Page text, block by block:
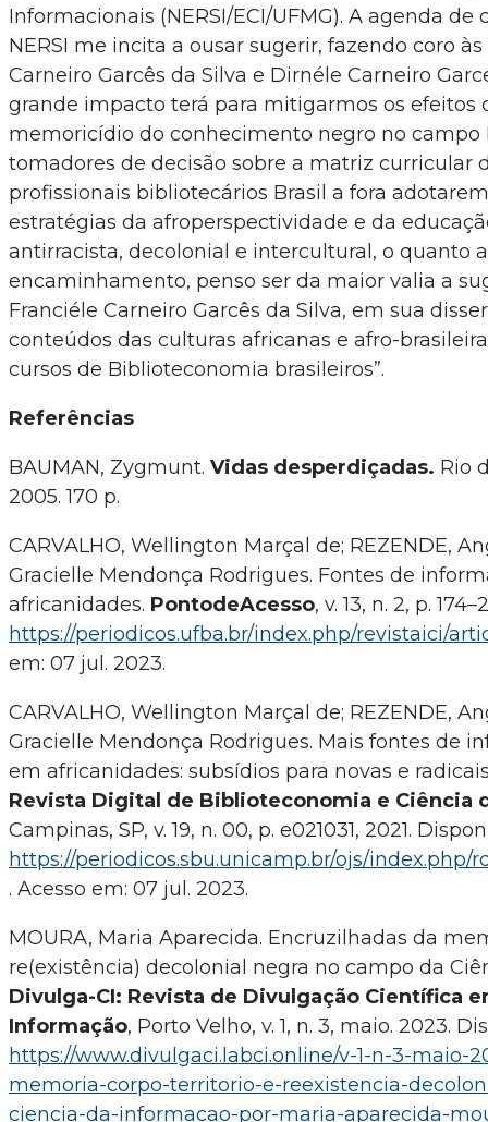
Informacionais (NERSI/ECI/UFMG). A agenda de
NERSI me incita a ousar sugerir, fazendo coro
Carneiro Garcês da Silva e Dirnéle Carneiro
grande impacto terá para mitigarmos os efeitos
memoricídio do conhecimento negro no campo
tomadores de decisão sobre a matriz curricular
profissionais bibliotecários Brasil a fora
estratégias da afroperspectividade e da
antirracista, decolonial e intercultural, o quanto
encaminhamento, penso ser da maior valia a
Franciéle Carneiro Garcês da Silva, em sua
conteúdos das culturas africanas e afro-
cursos de Biblioteconomia brasileiros”.
Referências
BAUMAN, Zygmunt. Vidas desperdiçadas. Rio
2005. 170 p.
CARVALHO, Wellington Marçal de; REZENDE,
Gracielle Mendonça Rodrigues. Fontes de
africanidades. PontodeAcesso, v. 13, n. 2, p.
https://periodicos.ufba.br/index.php/revistaici/
em: 07 jul. 2023.
CARVALHO, Wellington Marçal de; REZENDE,
Gracielle Mendonça Rodrigues. Mais fontes de
em africanidades: subsídios para novas e
Revista Digital de Biblioteconomia e Ciência
Campinas, SP, v. 19, n. 00, p. e021031, 2021.
https://periodicos.sbu.unicamp.br/ojs/index.php/
. Acesso em: 07 jul. 2023.
MOURA, Maria Aparecida. Encruzilhadas da
re(existência) decolonial negra no campo da
Divulga-CI: Revista de Divulgação Científica
Informação, Porto Velho, v. 1, n. 3, maio. 2023.
https://www.divulgaci.labci.online/v-1-n-3-maio-
memoria-corpo-territorio-e-reexistencia-
ciencia-da-informacao-por-maria-aparecida-